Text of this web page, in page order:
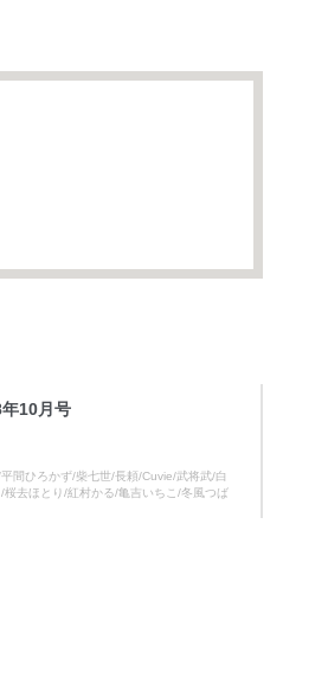
10月号
間ひろかず/柴七世/長頼/Cuvie/武将武/白
去ほとり/紅村かる/亀吉いちこ/冬風つば